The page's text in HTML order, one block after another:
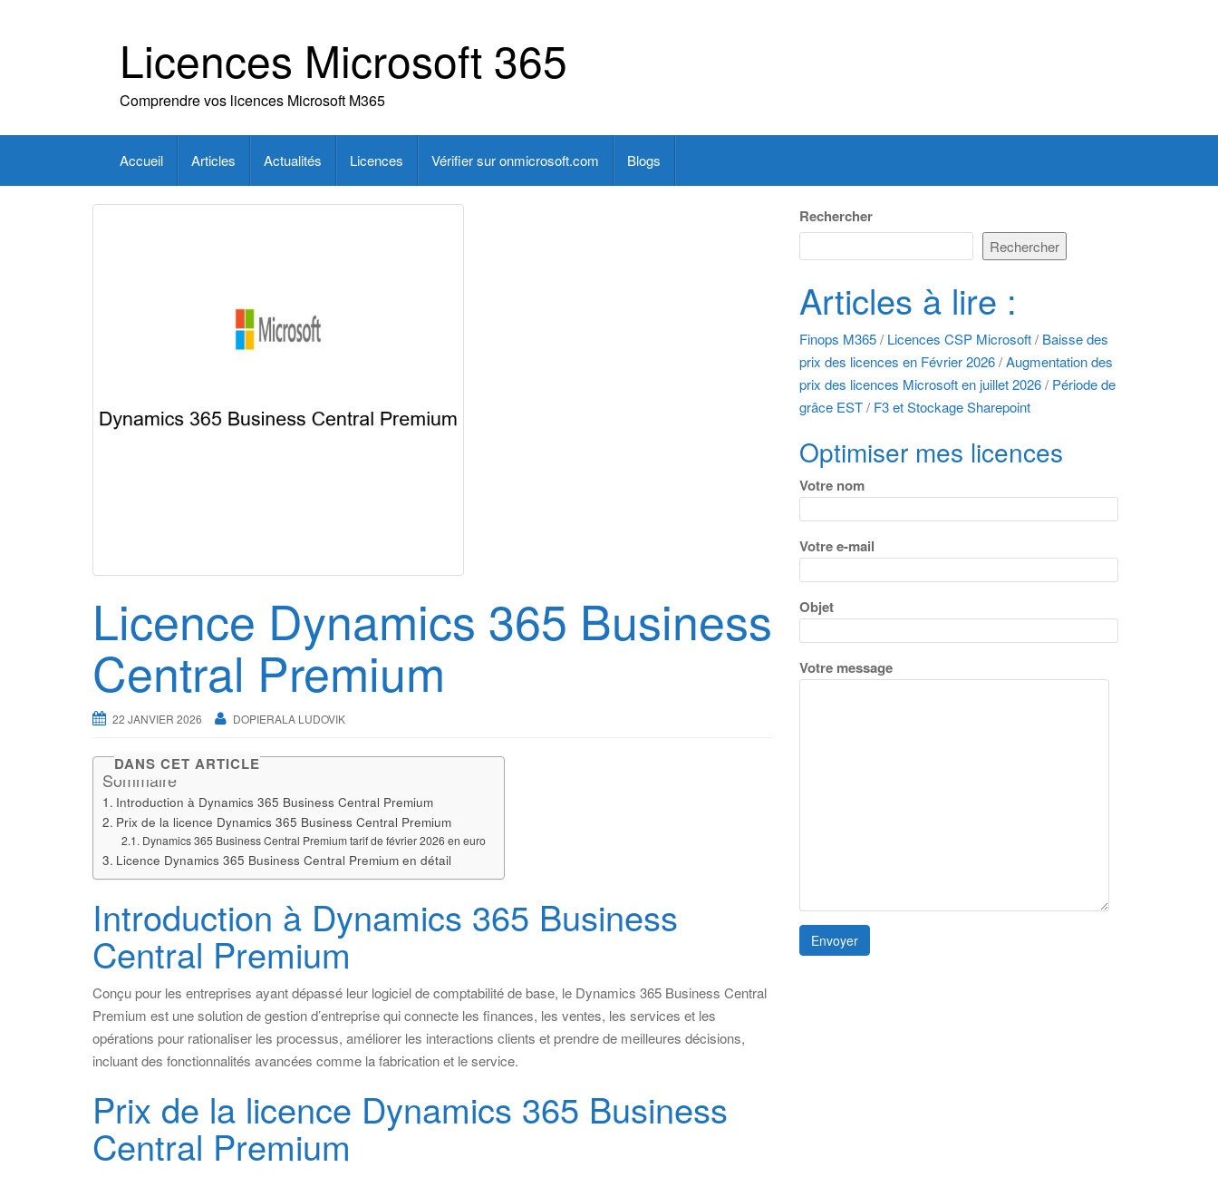
Licences Microsoft 365
Comprendre vos licences Microsoft M365
Accueil Articles Actualités Licences Vérifier sur onmicrosoft.com Blogs
Licence Dynamics 365 Business
Central Premium
22 JANVIER 2026 DOPIERALA LUDOVIK
DANS CET ARTICLE
Sommaire
Introduction à Dynamics 365 Business Central Premium
Prix de la licence Dynamics 365 Business Central Premium
Dynamics 365 Business Central Premium tarif de février 2026 en euro
Licence Dynamics 365 Business Central Premium en détail
Introduction à Dynamics 365 Business
Central Premium
Conçu pour les entreprises ayant dépassé leur logiciel de comptabilité de base, le Dynamics 365 Business Central
Premium est une solution de gestion d’entreprise qui connecte les finances, les ventes, les services et les
opérations pour rationaliser les processus, améliorer les interactions clients et prendre de meilleures décisions,
incluant des fonctionnalités avancées comme la fabrication et le service.
Prix de la licence Dynamics 365 Business
Central Premium
Rechercher
Rechercher
Articles à lire :
Finops M365/ Licences CSP Microsoft/ Baisse des
prix des licences en Février 2026/Augmentation des
prix des licences Microsoft en juillet 2026/ Période de
grâce EST/ F3 et Stockage Sharepoint
Optimiser mes licences
Votre nom
Votre e-mail
Objet
Votre message